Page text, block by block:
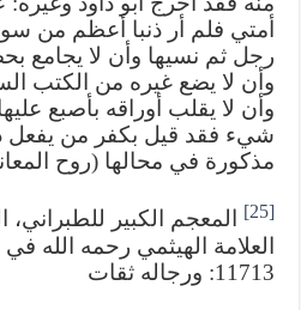
أمتي فلم أر ذنبا أعظم من
رجل ثم نسيها وأن لا يجامع
وأن لا يضع غيره من الكتب
وأن لا يقلب أوراقه بأصبع
شيء فقد قيل بكفر من يفعل
مذكورة في محالها (روح المعاني 14/
[25]
العلامة الهيثمي رحمه الله
11713: ورجاله ثقات